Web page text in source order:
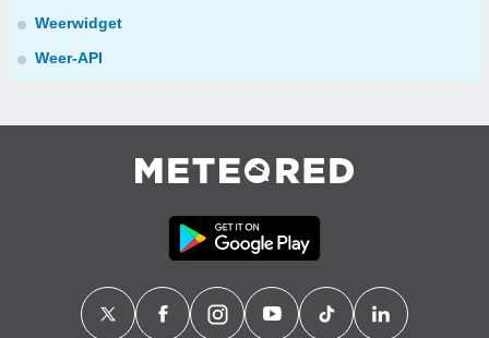
Weerwidget
Weer-API